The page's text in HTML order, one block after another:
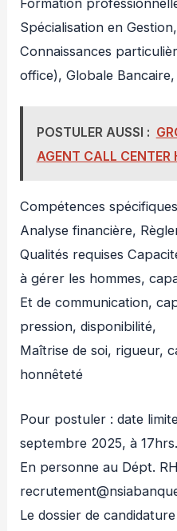
Spécialisation en
Connaissances
office), Globale
POSTULER AUSSI :
AGENT CALL CENTER
Compétences
Analyse financière,
Qualités requises
à gérer les hommes,
Et de communication,
pression, disponibilité,
Maîtrise de soi, rigueur,
honnêteté
Pour postuler : date
septembre 2025, à 17hrs.
En personne au Dépt.
Le dossier de